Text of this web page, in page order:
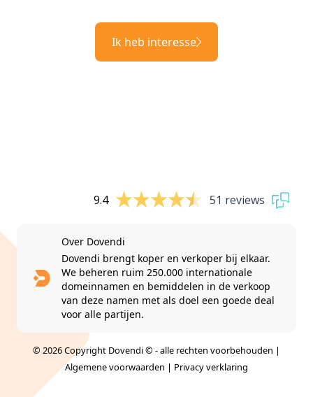
Ik heb interesse
9.4 51 reviews
Over Dovendi
Dovendi brengt koper en verkoper bij elkaar.
We beheren ruim 250.000 internationale
domeinnamen en bemiddelen in de verkoop
van deze namen met als doel een goede deal
voor alle partijen.
© 2026 Copyright Dovendi © - alle rechten voorbehouden |
Algemene voorwaarden | Privacy verklaring